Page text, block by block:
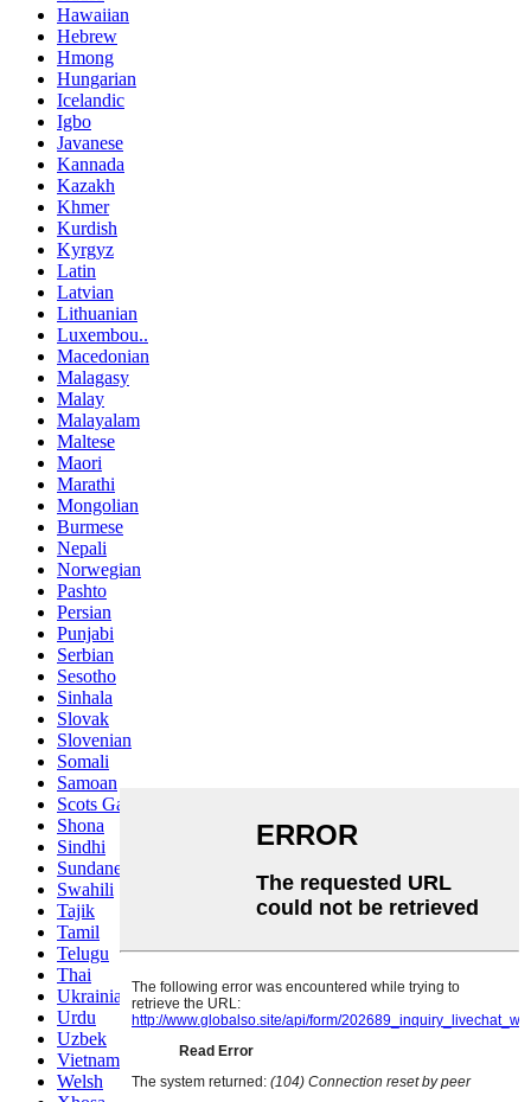
Hawaiian
Hebrew
Hmong
Hungarian
Icelandic
Igbo
Javanese
Kannada
Kazakh
Khmer
Kurdish
Kyrgyz
Latin
Latvian
Lithuanian
Luxembou..
Macedonian
Malagasy
Malay
Malayalam
Maltese
Maori
Marathi
Mongolian
Burmese
Nepali
Norwegian
Pashto
Persian
Punjabi
Serbian
Sesotho
Sinhala
Slovak
Slovenian
Somali
Samoan
Scots Gaelic
Shona
Sindhi
Sundanese
Swahili
Tajik
Tamil
Telugu
Thai
Ukrainian
Urdu
Uzbek
Vietnamese
Welsh